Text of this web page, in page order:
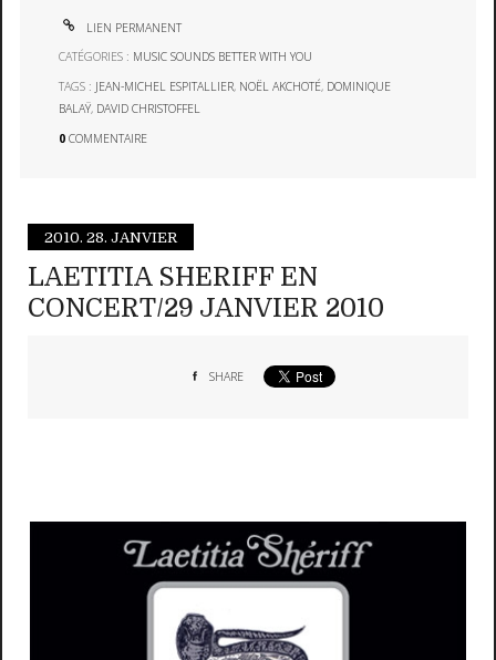
LIEN PERMANENT
CATÉGORIES : MUSIC SOUNDS BETTER WITH YOU
TAGS : JEAN-MICHEL ESPITALLIER, NOËL AKCHOTÉ, DOMINIQUE
BALAŸ, DAVID CHRISTOFFEL
0 COMMENTAIRE
2010. 28. JANVIER
LAETITIA SHERIFF EN
CONCERT/29 JANVIER 2010
SHARE